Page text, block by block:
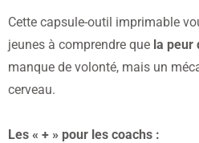
Cette capsule-outil imprimable
jeunes à comprendre que la peur
manque de volonté, mais un
cerveau.
Les « + » pour les coachs :